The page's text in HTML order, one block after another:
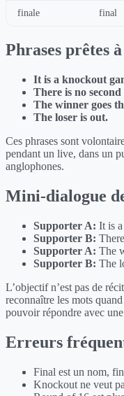
finale final
Phrases prêtes
It is a knockout
There is no second
The winner goes
The loser is out.
Ces phrases sont
pendant un live, dans un
anglophones.
Mini-dialogue
Supporter A: It is
Supporter B:
Supporter A: The
Supporter B: The
L’objectif n’est pas de
reconnaître les mots
pouvoir répondre avec
Erreurs
Final est un nom,
Knockout ne veut